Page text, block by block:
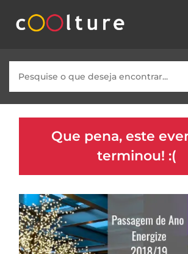
Que pena, este
terminou! :(